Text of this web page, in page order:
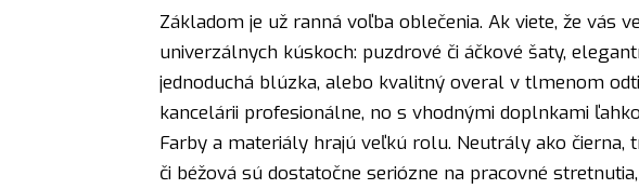
Základom je už ranná voľba oblečenia. Ak viete, že vás
univerzálnych kúskoch: puzdrové či áčkové šaty,
jednoduchá blúzka, alebo kvalitný overal v tlmenom
kancelárii profesionálne, no s vhodnými doplnkami
Farby a materiály hrajú veľkú rolu. Neutrály ako čierna,
či béžová sú dostatočne seriózne na pracovné